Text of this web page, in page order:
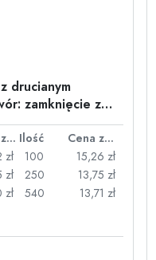
drucianym
zamknięcie z
Cena za sztukę Ilość
Cena za sztukę
zł
zł
zł
100
15,26 zł
250
13,75 zł
540
13,71 zł